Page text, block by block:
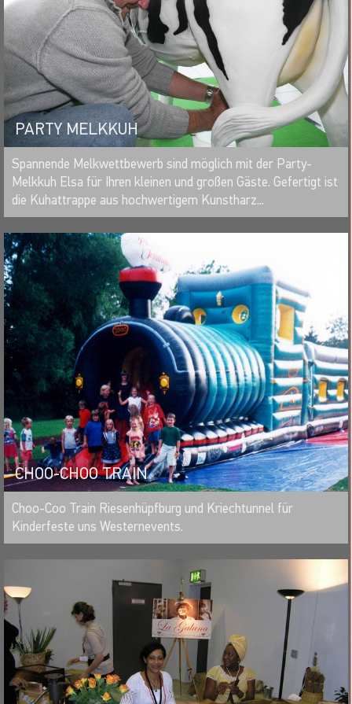
PARTY MELKKUH
MERKEN
Spannende Melkwettbewerb sind möglich mit der Party-
Melkkuh Elsa für Ihren kleinen und großen Gäste. Gefertigt ist
die Kuhattrappe aus hochwertigem Kunstharz...
CHOO-CHOO TRAIN
MERKEN
Choo-Coo Train Riesenhüpfburg und Kriechtunnel für
Kinderfeste uns Westernevents.